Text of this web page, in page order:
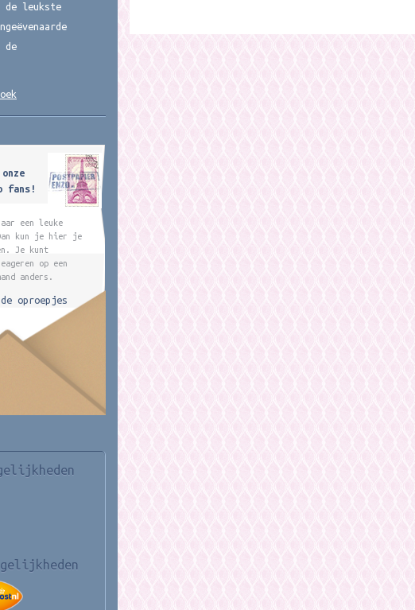
de leukste
de
fans!
een leuke
kun je hier je
Je kunt
op een
anders.
oproepjes